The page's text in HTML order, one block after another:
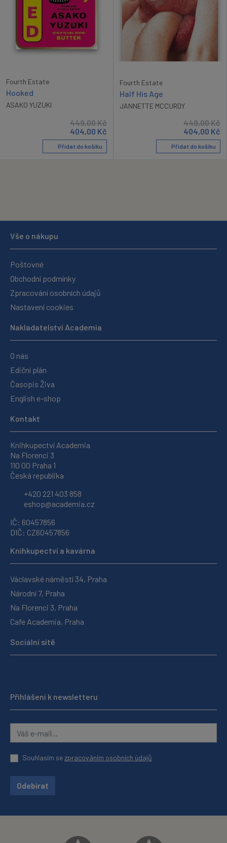
Fourth Estate
Hooked
ASAKO YUZUKI
449,00Kč
404,00 Kč
Přidat do košíku
Fourth Estate
Half His Age
JANNETTE MCCURDY
449,00Kč
404,00 Kč
Přidat do košíku
Vše o nákupu
Poštovné
Obchodní podmínky
Zpracování osobních údajů
Nastavení cookies
Nakladatelství Academia
O nás
Ediční plán
Časopis Živa
English e-shop
Kontakt
Knihkupectví Academia
Na Florenci 3
110 00 Praha 1
Česká republika
+420 221 403 858
eshop@academia.cz
IČ: 60457856
DIČ: CZ60457856
Knihkupectví a kavárna
Václavské náměstí 34, Praha
Národní 7, Praha
Na Florenci 3, Praha
Cafe Academia, Praha
Sociální sítě
Přihlášení k newsletteru
Souhlasím sezpracováním osobních údajů
Odebírat